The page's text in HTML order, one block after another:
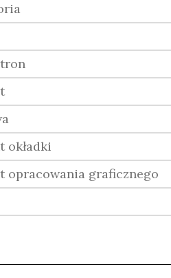
okładki
opracowania graficznego